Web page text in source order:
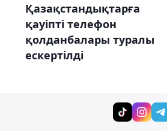
Қазақстандықтарға
қауіпті телефон
қолданбалары туралы
ескертілді